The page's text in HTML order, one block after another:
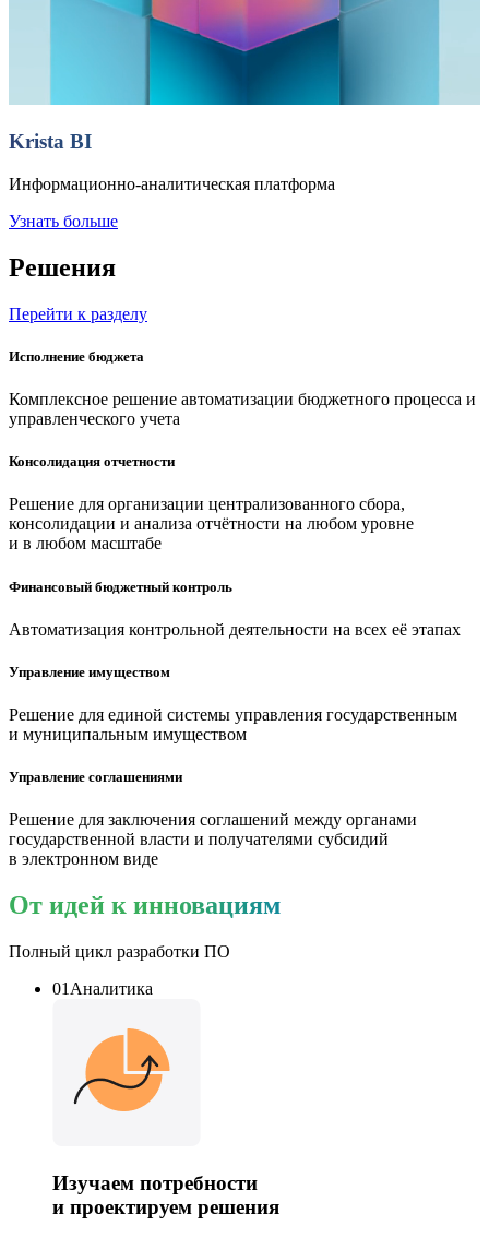
Krista BI
Информационно-аналитическая платформа
Узнать больше
Решения
Перейти к разделу
Исполнение бюджета
Комплексное решение автоматизации бюджетного процесса и
управленческого учета
Консолидация отчетности
Решение для организации централизованного сбора,
консолидации и анализа отчётности на любом уровне
и в любом масштабе
Финансовый бюджетный контроль
Автоматизация контрольной деятельности на всех её этапах
Управление имуществом
Решение для единой системы управления государственным
и муниципальным имуществом
Управление соглашениями
Решение для заключения соглашений между органами
государственной власти и получателями субсидий
в электронном виде
От идей к инновациям
Полный цикл разработки ПО
01 Аналитика
Изучаем потребности
и проектируем решения